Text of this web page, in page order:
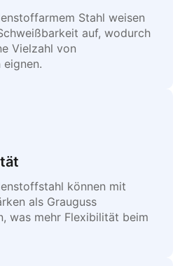
Stahl weisen
auf, wodurch
Vielzahl von
können mit
als Grauguss
was mehr Flexibilität beim